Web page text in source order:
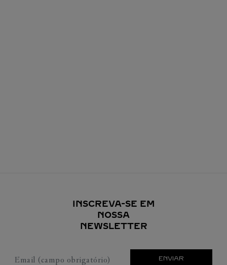
INSCREVA-SE EM
NOSSA
NEWSLETTER
Email (campo obrigatório) ENVIAR